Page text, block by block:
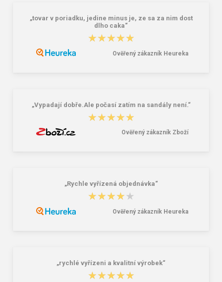
BEFADO 159M133 pánské pěnové
Big Fish FK-511-12-01 Detské
„tovar v poriadku, jedine minus je, ze sa za nim dost
dlho caka“
★★★★★
★★★★★
Ověřený zákazník Heureka
„Vypadají dobře.Ale počasí zatím na sandály není.“
★★★★★
★★★★★
Ověřený zákazník Zboží
„Rychle vyřízená objednávka“
★★★★★
★★★★★
Ověřený zákazník Heureka
„rychlé vyřízeni a kvalitní výrobek“
★★★★★
★★★★★